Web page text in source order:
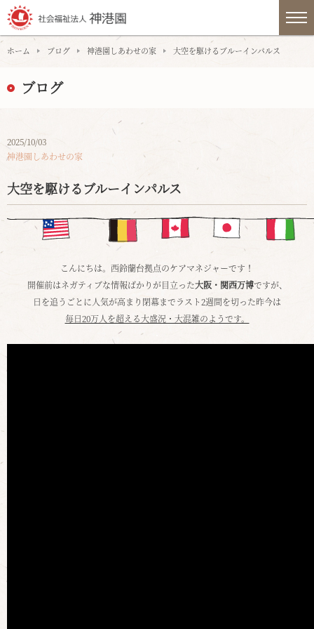
ホーム ブログ 神港園しあわせの家 大空を駆けるブルーインパルス
ブログ
2025/10/03
神港園しあわせの家
大空を駆けるブルーインパルス
こんにちは。西鈴蘭台拠点のケアマネジャーです！
開催前はネガティブな情報ばかりが目立った大阪・関西万博ですが、
日を追うごとに人気が高まり閉幕までラスト2週間を切った昨今は
毎日20万人を超える大盛況・大混雑のようです。